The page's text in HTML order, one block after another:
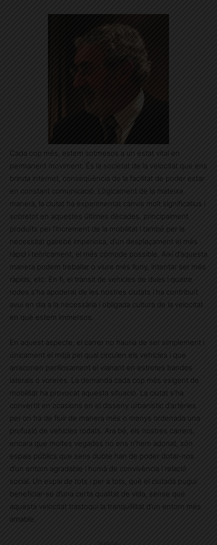
Cada cop més, estem sotmesos a un estat vital en
permanent moviment. És la societat de la velocitat que ens
brinda internet, conseqüència de la facilitat de poder estar
en constant comunicació. Lògicament de la mateixa
manera, la ciutat ha experimentat canvis molt significatius i
sobretot en aquestes últimes dècades, principalment
produïts per l’increment de la mobilitat i també per la
necessitat gairebé imperiosa, d’un desplaçament el més
ràpid i teòricament, el més còmode possible. Així d’aquesta
manera podem treballar o viure més lluny, intentar ser més
ràpids, etc. En fi, el trànsit de vehicles de dues i quatre
rodes s’ha apoderat de les nostres ciutats i ha contribuït
avui en dia a la necessària i obligada cultura de la velocitat
en què estem immersos.
En aquest aspecte, el carrer no hauria de ser simplement i
únicament el mitjà pel qual circulen els vehicles i que
arraconen perillosament el vianant en estretes bandes
laterals o voreres. La demanda cada cop més exigent de
mobilitat ha provocat aquesta situació. La ciutat s’ha
convertit en ocasions en el disseny urbanístic d’artèries
per on ha de fluir de manera més o menys ordenada una
profusió de vehicles rodats. Ara bé, els nostres carrers,
encara que moltes vegades no ens n’hem adonat, són
espais públics que sens dubte han de poder dotar-nos
d’un entorn agradable i humà de convivència i relació
social. Un espai de tots i per a tots, què el ciutadà pugui
beneficiar-se d’una certa qualitat de vida, sense que
aquesta velocitat trastoqui la tranquil·litat d’un entorn més
amable.